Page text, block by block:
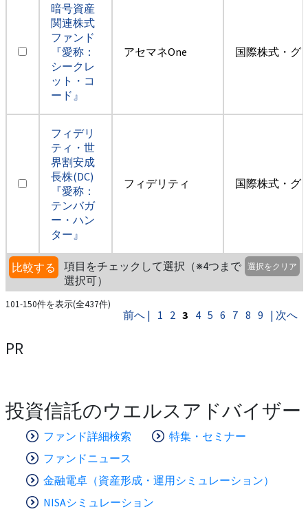
暗号資産
関連株式
ファンド
『愛称：
シークレ
ット・コ
ード』
アセマネOne 国際株式・グ
フィデリ
ティ・世
界割安成
長株(DC)
『愛称：
テンバガ
ー・ハン
ター』
フィデリティ 国際株式・グ
比較する
項目をチェックして選択（※4つまで
選択可）
選択をクリア
101-150件を表示(全437件)
前へ | 1 2 3 4 5 6 7 8 9 | 次へ
PR
投資信託のウエルスアドバイザー
ファンド詳細検索
特集・セミナー
ファンドニュース
金融電卓（資産形成・運用シミュレーション）
NISAシミュレーション